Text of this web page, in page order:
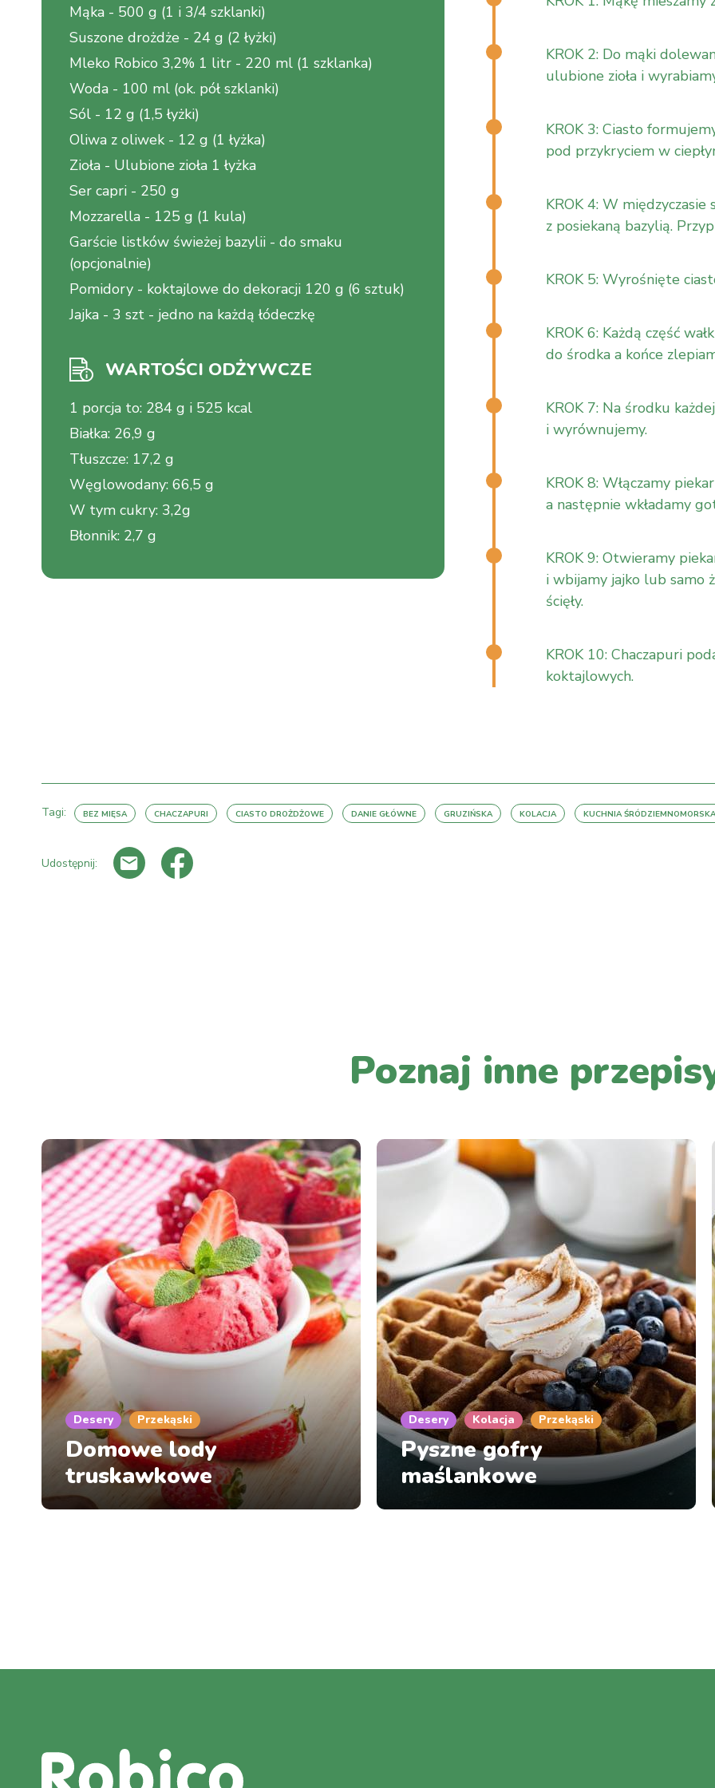
Mąka - 500 g (1 i 3/4 szklanki)
Suszone drożdże - 24 g (2 łyżki)
Mleko Robico 3,2% 1 litr - 220 ml (1 szklanka)
Woda - 100 ml (ok. pół szklanki)
Sól - 12 g (1,5 łyżki)
Oliwa z oliwek - 12 g (1 łyżka)
Zioła - Ulubione zioła 1 łyżka
Ser capri - 250 g
Mozzarella - 125 g (1 kula)
Garście listków świeżej bazylii - do smaku
(opcjonalnie)
Pomidory - koktajlowe do dekoracji 120 g (6 sztuk)
Jajka - 3 szt - jedno na każdą łódeczkę
WARTOŚCI ODŻYWCZE
1 porcja to: 284 g i 525 kcal
Białka: 26,9 g
Tłuszcze: 17,2 g
Węglowodany: 66,5 g
W tym cukry: 3,2g
Błonnik: 2,7 g
KROK 2: Do mąki
ulubione zioła i
KROK 3: Ciasto
pod przykryciem w
KROK 4: W
z posiekaną bazylią.
KROK 5: Wyrośnięte
KROK 6: Każdą część
do środka a końce
KROK 7: Na środku
i wyrównujemy.
KROK 8: Włączamy
a następnie wkładamy
KROK 9: Otwieramy
i wbijamy jajko lub samo
ścięły.
KROK 10: Chaczapuri
koktajlowych.
Tagi: BEZ MIĘSA CHACZAPURI CIASTO DROŻDŻOWE DANIE GŁÓWNE GRUZIŃSKA KOLACJA KUCHNIA ŚRÓDZIEMNOMORSKA
Udostępnij:
Poznaj inne
Desery Przekąski
Domowe lody
truskawkowe
Desery Kolacja Przekąski
Pyszne gofry
maślankowe